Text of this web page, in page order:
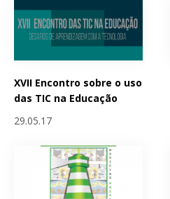
XVII Encontro sobre o uso
das TIC na Educação
29.05.17